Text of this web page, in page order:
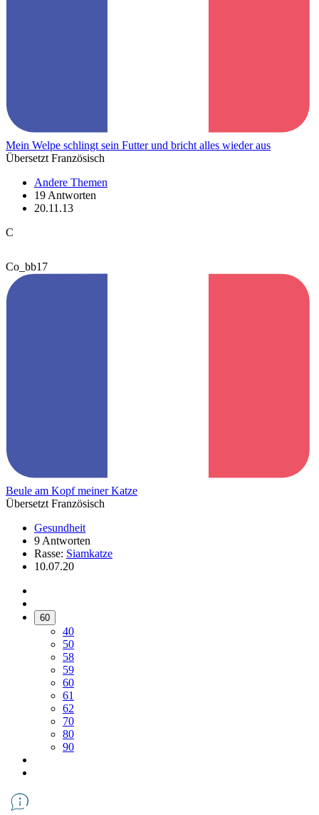
Mein Welpe schlingt sein Futter und bricht alles wieder aus
Übersetzt Französisch
Andere Themen
19 Antworten
20.11.13
C
Co_bb17
Beule am Kopf meiner Katze
Übersetzt Französisch
Gesundheit
9 Antworten
Rasse: Siamkatze
10.07.20
60
40
50
58
59
60
61
62
70
80
90